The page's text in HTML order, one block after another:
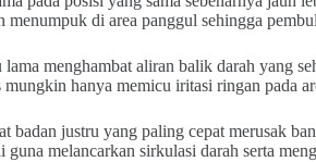
menumpuk di area panggul sehingga
menghambat aliran balik darah yang
mungkin hanya memicu iritasi ringan pada
badan justru yang paling cepat merusak
guna melancarkan sirkulasi darah serta